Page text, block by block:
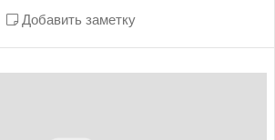
Добавить заметку